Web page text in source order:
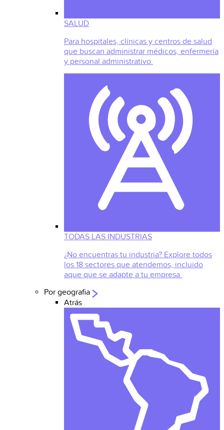
SALUD
Para hospitales, clínicas y centros de salud
que buscan administrar médicos, enfermería
y personal administrativo.
TODAS LAS INDUSTRIAS
¿No encuentras tu industria? Explore todos
los 18 sectores que atendemos, incluido
aque que se adapte a tu empresa.
Por geografia
Atrás